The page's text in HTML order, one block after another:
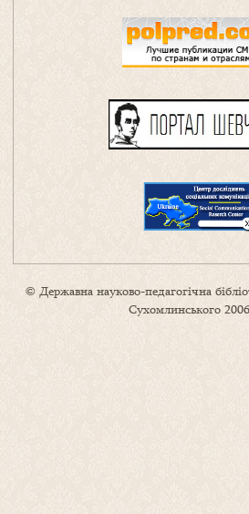
© Державна науково-педагогічна
Сухомлинського